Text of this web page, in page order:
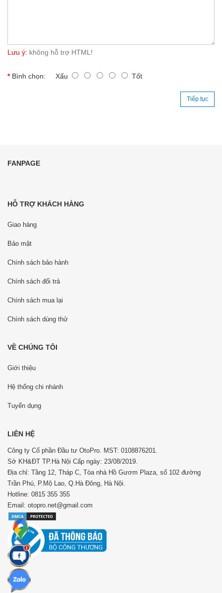
Lưu ý: không hỗ trợ HTML!
Bình chọn: Xấu Tốt
Tiếp tục
FANPAGE
HỖ TRỢ KHÁCH HÀNG
Giao hàng
Bảo mật
Chính sách bảo hành
Chính sách đổi trả
Chính sách mua lại
Chính sách dùng thử
VỀ CHÚNG TÔI
Giới thiệu
Hệ thống chi nhánh
Tuyển dụng
LIÊN HỆ
Công ty Cổ phần Đầu tư OtoPro. MST: 0108876201.
Sở KH&ĐT TP.Hà Nội Cấp ngày: 23/08/2019.
Địa chỉ: Tầng 12, Tháp C, Tòa nhà Hồ Gươm Plaza, số 102 đường
Trần Phú, P.Mộ Lao, Q.Hà Đông, Hà Nội.
Hotline: 0815 355 355
Email: otopro.net@gmail.com